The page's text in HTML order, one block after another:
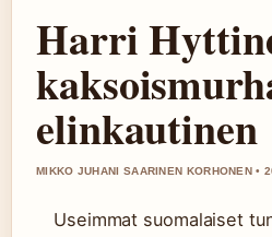
Harri
elinkautinen
MIKKO JUHANI SAARINEN KORHONEN •
Useimmat suomalaiset